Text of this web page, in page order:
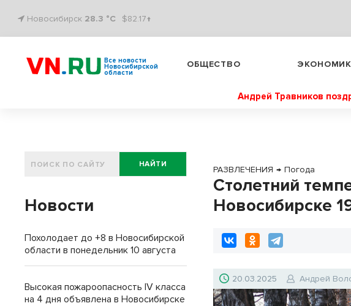
Новосибирск 28.3 °C $82.17↑
Все новости
Новосибирской
области
ОБЩЕСТВО
Андрей Травников
РАЗВЛЕЧЕНИЯ → Погода
Столетний
Новосибирске
20.03.2025 Андрей
НАЙТИ
Новости
Похолодает до +8 в Новосибирской
области в понедельник 10 августа
Высокая пожароопасность IV класса
на 4 дня объявлена в Новосибирске